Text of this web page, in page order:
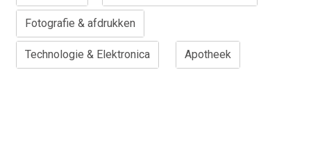
Fotografie & afdrukken
Technologie & Elektronica Apotheek